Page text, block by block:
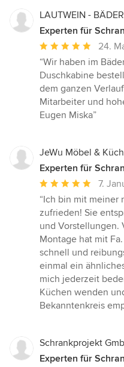
LAUTWEIN -
Experten für
Durchschnittliche
Bewertung:
5
von
5
Sternen
24.
“Wir haben im
Duschkabine
dem ganzen
Mitarbeiter und
Eugen Miska”
JeWu Möbel &
Experten für
Durchschnittliche
Bewertung:
5
von
5
Sternen
7.
“Ich bin mit meiner
zufrieden! Sie
und Vorstellungen.
Montage hat mit
schnell und
einmal ein
mich jederzeit
Küchen wenden
Bekanntenkreis
Schrankprojekt
Experten für